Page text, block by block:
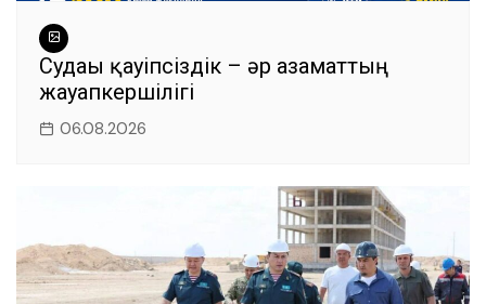
Судағы қауіпсіздік – әр азаматтың
жауапкершілігі
06.08.2026